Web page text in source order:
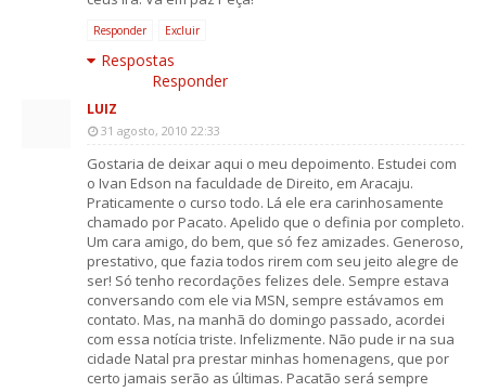
Responder Excluir
Respostas
Responder
LUIZ
31 agosto, 2010 22:33
Gostaria de deixar aqui o meu depoimento. Estudei com
o Ivan Edson na faculdade de Direito, em Aracaju.
Praticamente o curso todo. Lá ele era carinhosamente
chamado por Pacato. Apelido que o definia por completo.
Um cara amigo, do bem, que só fez amizades. Generoso,
prestativo, que fazia todos rirem com seu jeito alegre de
ser! Só tenho recordações felizes dele. Sempre estava
conversando com ele via MSN, sempre estávamos em
contato. Mas, na manhã do domingo passado, acordei
com essa notícia triste. Infelizmente. Não pude ir na sua
cidade Natal pra prestar minhas homenagens, que por
certo jamais serão as últimas. Pacatão será sempre